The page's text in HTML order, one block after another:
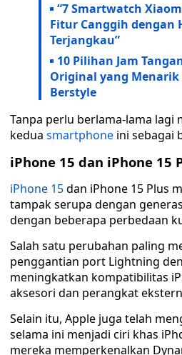
“7 Smartwatch
Fitur Canggih dengan
Terjangkau”
10 Pilihan Jam
Original yang
Berstyle
Tanpa perlu berlama-lama lagi
kedua smartphone ini sebagai
iPhone 15 dan iPhone 15
iPhone 15dan iPhone 15 Plus
tampak serupa dengan
dengan beberapa perbedaan
Salah satu perubahan paling
penggantian port Lightning
meningkatkan kompatibilitas
aksesori dan perangkat
Selain itu, Apple juga telah
selama ini menjadi ciri khas
mereka memperkenalkan